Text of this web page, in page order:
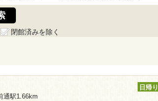
閉館済みを除く
通駅1.66km
日帰り